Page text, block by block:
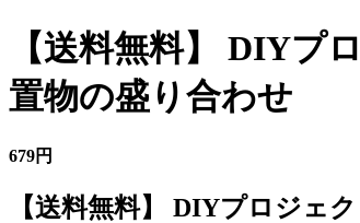
【送料無料】 DIYプ
置物の盛り合わせ
679円
【送料無料】 DIYプロジェ